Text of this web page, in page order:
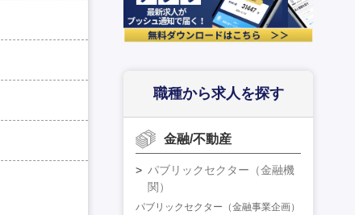
職種から求人を探す
金融/不動産
パブリックセクター（金融機
関）
パブリックセクター（金融事業企画）